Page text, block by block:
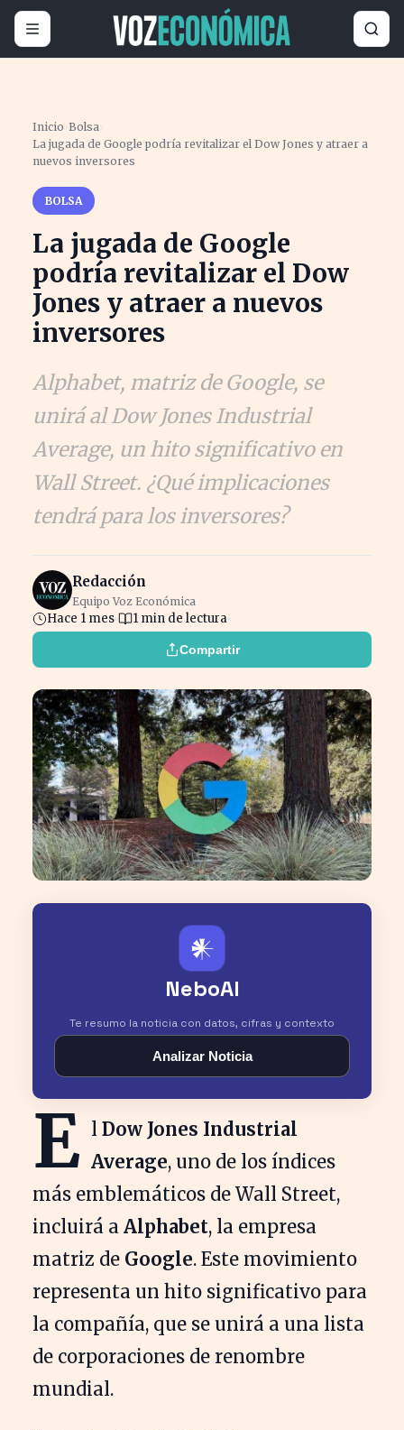
Inicio ›Bolsa›
La jugada de Google podría revitalizar el Dow Jones y atraer a
nuevos inversores
BOLSA
La jugada de Google
podría revitalizar el Dow
Jones y atraer a nuevos
inversores
Alphabet, matriz de Google, se
unirá al Dow Jones Industrial
Average, un hito significativo en
Wall Street. ¿Qué implicaciones
tendrá para los inversores?
Redacción
Equipo Voz Económica
Hace 1 mes 1 min de lectura
Compartir
𒀭
NeboAI
Te resumo la noticia con datos, cifras y contexto
Analizar Noticia
E l Dow Jones Industrial
Average, uno de los índices
más emblemáticos de Wall Street,
incluirá a Alphabet, la empresa
matriz de Google. Este movimiento
representa un hito significativo para
la compañía, que se unirá a una lista
de corporaciones de renombre
mundial.